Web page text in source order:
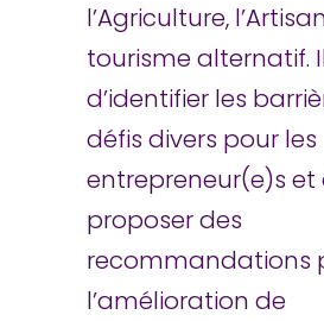
l’Agriculture,
tourisme alternatif.
d’identifier les
défis divers pour les
entrepreneur(e)s et
proposer des
recommandations
l’amélioration de